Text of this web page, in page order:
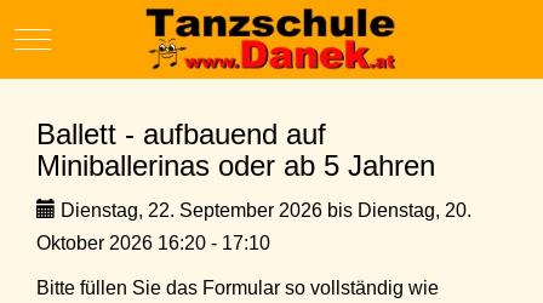
Mobile Menu Toggle
Ballett - aufbauend auf
Miniballerinas oder ab 5 Jahren
Dienstag, 22. September 2026 bis Dienstag, 20.
Oktober 2026 16:20 - 17:10
Bitte füllen Sie das Formular so vollständig wie